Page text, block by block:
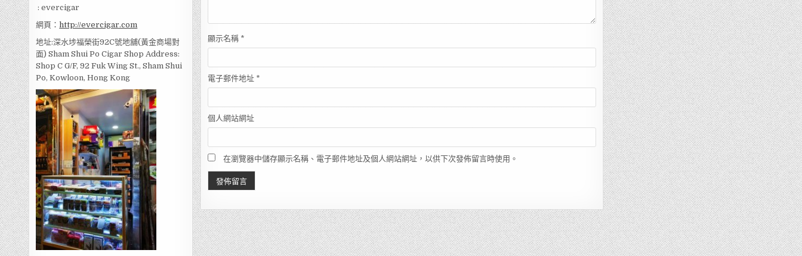
: evercigar
網頁：http://evercigar.com
地址:深水埗福榮街92C號地舖(黃金商場對
面) Sham Shui Po Cigar Shop Address:
Shop C G/F, 92 Fuk Wing St., Sham Shui
Po, Kowloon, Hong Kong
顯示名稱 *
電子郵件地址 *
個人網站網址
在瀏覽器中儲存顯示名稱、電子郵件地址及個人網站網址，以供下次發佈留言時使用。